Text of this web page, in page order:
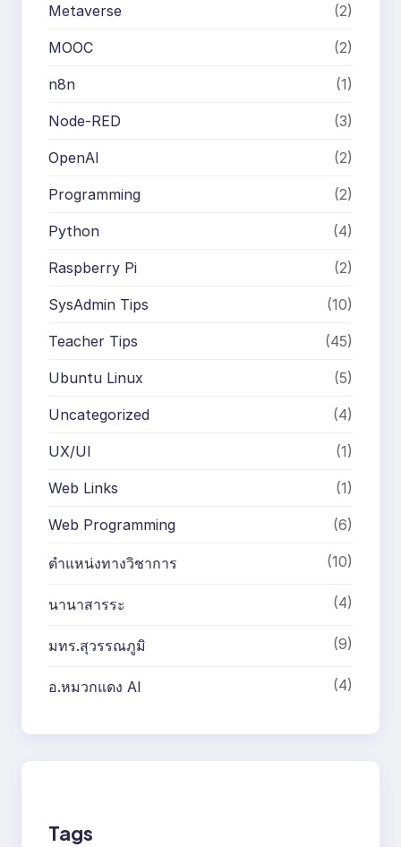
Metaverse (2)
MOOC (2)
n8n (1)
Node-RED (3)
OpenAI (2)
Programming (2)
Python (4)
Raspberry Pi (2)
SysAdmin Tips (10)
Teacher Tips (45)
Ubuntu Linux (5)
Uncategorized (4)
UX/UI (1)
Web Links (1)
Web Programming (6)
ตำแหน่งทางวิชาการ (10)
นานาสารระ (4)
มทร.สุวรรณภูมิ (9)
อ.หมวกแดง AI (4)
Tags